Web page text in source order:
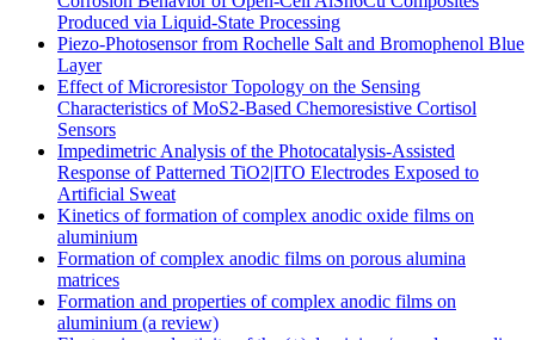
Produced via Liquid-State Processing
Piezo-Photosensor from Rochelle Salt and Bromophenol Blue
Layer
Effect of Microresistor Topology on the Sensing
Characteristics of MoS2-Based Chemoresistive Cortisol
Sensors
Impedimetric Analysis of the Photocatalysis-Assisted
Response of Patterned TiO2|ITO Electrodes Exposed to
Artificial Sweat
Kinetics of formation of complex anodic oxide films on
aluminium
Formation of complex anodic films on porous alumina
matrices
Formation and properties of complex anodic films on
aluminium (a review)